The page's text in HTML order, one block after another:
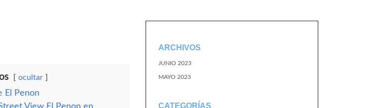
ocultar
El Penon
View El Penon en
ARCHIVOS
JUNIO 2023
MAYO 2023
CATEGORÍAS